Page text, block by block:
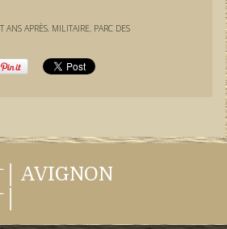
ANS APRÈS, MILITAIRE, PARC DES
AVIGNON